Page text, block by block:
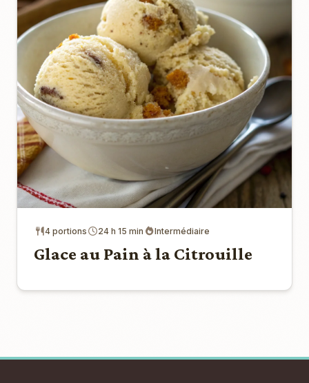
4 portions 24 h 15 min Intermédiaire
Glace au Pain à la Citrouille